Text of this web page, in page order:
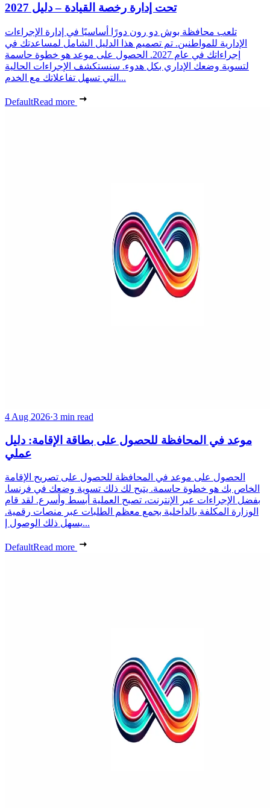
تحت إدارة رخصة القيادة – دليل 2027
تلعب محافظة بوش دو رون دورًا أساسيًا في إدارة الإجراءات
الإدارية للمواطنين. تم تصميم هذا الدليل الشامل لمساعدتك في
إجراءاتك في عام 2027. الحصول على موعد هو خطوة حاسمة
لتسوية وضعك الإداري بكل هدوء. سنستكشف الإجراءات الحالية
التي تسهل تفاعلاتك مع الخدم...
DefaultRead more
4 Aug 2026·3 min read
موعد في المحافظة للحصول على بطاقة الإقامة: دليل
عملي
الحصول على موعد في المحافظة للحصول على تصريح الإقامة
الخاص بك هو خطوة حاسمة. يتيح لك ذلك تسوية وضعك في فرنسا.
بفضل الإجراءات عبر الإنترنت، تصبح العملية أبسط وأسرع. لقد قام
الوزارة المكلفة بالداخلية بجمع معظم الطلبات عبر منصات رقمية.
يسهل ذلك الوصول إ...
DefaultRead more